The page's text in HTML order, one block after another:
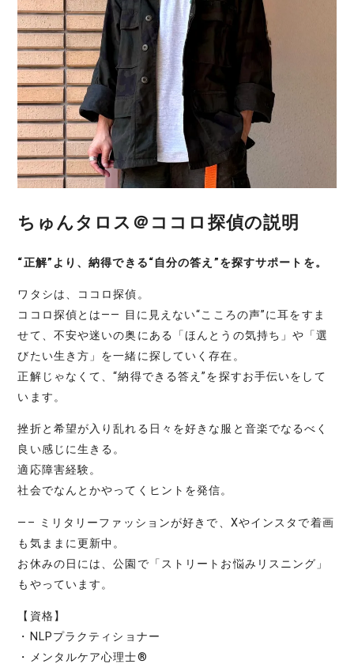
ちゅんタロス＠ココロ探偵の説明
“正解”より、納得できる“自分の答え”を探すサポートを。
ワタシは、ココロ探偵。
ココロ探偵とは―― 目に見えない“こころの声”に耳をすま
せて、不安や迷いの奥にある「ほんとうの気持ち」や「選
びたい生き方」を一緒に探していく存在。
正解じゃなくて、“納得できる答え”を探すお手伝いをして
います。
挫折と希望が入り乱れる日々を好きな服と音楽でなるべく
良い感じに生きる。
適応障害経験。
社会でなんとかやってくヒントを発信。
—– ミリタリーファッションが好きで、Xやインスタで着画
も気ままに更新中。
お休みの日には、公園で「ストリートお悩みリスニング」
もやっています。
【資格】
・NLPプラクティショナー
・メンタルケア心理士®